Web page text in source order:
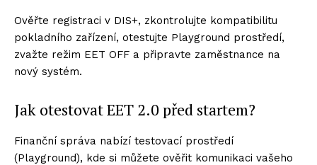
Ověřte registraci v DIS+, zkontrolujte kompatibilitu
pokladního zařízení, otestujte Playground prostředí,
zvažte režim EET OFF a připravte zaměstnance na
nový systém.
Jak otestovat EET 2.0 před startem?
Finanční správa nabízí testovací prostředí
(Playground), kde si můžete ověřit komunikaci vašeho